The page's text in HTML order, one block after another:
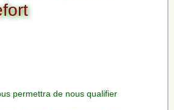
interclubs
permettra de nous qualifier